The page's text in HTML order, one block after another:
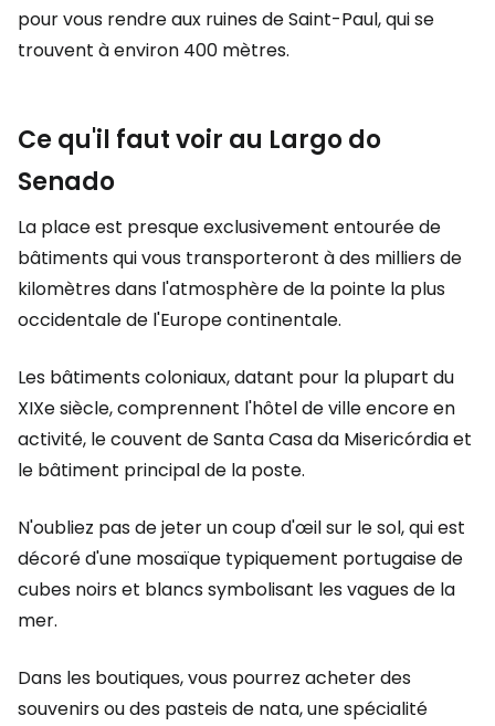
pour vous rendre aux ruines de Saint-Paul, qui se
trouvent à environ 400 mètres.
Ce qu'il faut voir au Largo do
Senado
La place est presque exclusivement entourée de
bâtiments qui vous transporteront à des milliers de
kilomètres dans l'atmosphère de la pointe la plus
occidentale de l'Europe continentale.
Les bâtiments coloniaux, datant pour la plupart du
XIXe siècle, comprennent l'hôtel de ville encore en
activité, le couvent de Santa Casa da Misericórdia et
le bâtiment principal de la poste.
N'oubliez pas de jeter un coup d'œil sur le sol, qui est
décoré d'une mosaïque typiquement portugaise de
cubes noirs et blancs symbolisant les vagues de la
mer.
Dans les boutiques, vous pourrez acheter des
souvenirs ou des pasteis de nata, une spécialité